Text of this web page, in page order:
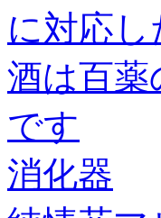
に対応し
酒は百
です
消化器